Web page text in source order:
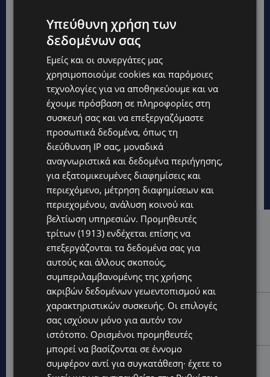
Hot this week
UPDATES
VIRAL: Κοράκι πήρε στο κυνήγι γυναίκα – Η
απρόσμενη επίθεση καταγράφηκε σε βίντεο
UPDATES
ΕΤΟΙΜΑΣΤΕΙΤΕ ΓΙΑ ΚΑΘΥΣΤΕΡΗΣΕΙΣ: Κλειστή λωρίδα
στον αυτοκινητόδρομο Αμμοχώστου – Λάρνακας
UPDATES
ΙΣΑΑΚ-ΣΟΛΩΜΟΥ: Κλείνουν συμβολικά οδοφράγματα
Υπεύθυνη χρήση των
δεδομένων σας
Εμείς και οι συνεργάτες μας
χρησιμοποιούμε cookies και παρόμοιες
τεχνολογίες για να αποθηκεύουμε και να
έχουμε πρόσβαση σε πληροφορίες στη
συσκευή σας και να επεξεργαζόμαστε
προσωπικά δεδομένα, όπως τη
διεύθυνση IP σας, μοναδικά
αναγνωριστικά και δεδομένα περιήγησης,
για εξατομικευμένες διαφημίσεις και
περιεχόμενο, μέτρηση διαφημίσεων και
περιεχομένου, ανάλυση κοινού και
βελτίωση υπηρεσιών. Προμηθευτές
τρίτων (1913) ενδέχεται επίσης να
επεξεργάζονται τα δεδομένα σας για
αυτούς και άλλους σκοπούς,
συμπεριλαμβανομένης της χρήσης
ακριβών δεδομένων γεωεντοπισμού και
χαρακτηριστικών συσκευής. Οι επιλογές
σας ισχύουν μόνο για αυτόν τον
ιστότοπο. Ορισμένοι προμηθευτές
μπορεί να βασίζονται σε έννομο
συμφέρον αντί για συγκατάθεση· έχετε το